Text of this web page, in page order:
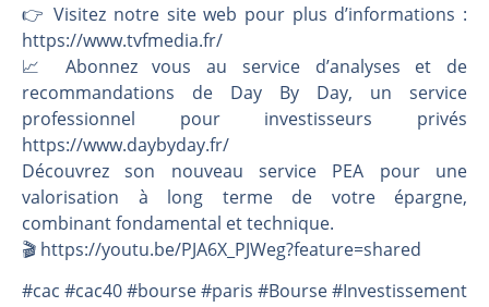
👉️ Visitez notre site web pour plus d’informations :
https://www.tvfmedia.fr/
📈 Abonnez vous au service d’analyses et de
recommandations de Day By Day, un service
professionnel pour investisseurs privés
https://www.daybyday.fr/
Découvrez son nouveau service PEA pour une
valorisation à long terme de votre épargne,
combinant fondamental et technique.
🎬️ https://youtu.be/PJA6X_PJWeg?feature=shared
#cac #cac40 #bourse #paris #Bourse #Investissement